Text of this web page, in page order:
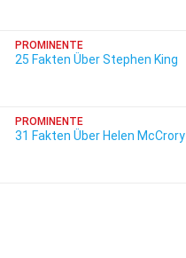
PROMINENTE
25 Fakten Über Stephen King
PROMINENTE
31 Fakten Über Helen McCrory